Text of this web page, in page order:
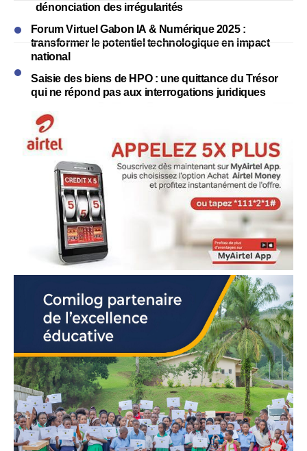
dénonciation des irrégularités
Forum Virtuel Gabon IA & Numérique 2025 :
transformer le potentiel technologique en impact
national
Saisie des biens de HPO : une quittance du Trésor
qui ne répond pas aux interrogations juridiques